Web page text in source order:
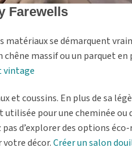
matériaux se démarquent
massif ou un parquet
vintage
et coussins. En plus de sa
utilisée pour une cheminée
d’explorer des options
décor.Créer un salon